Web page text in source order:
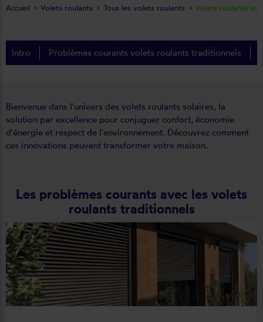
Intro Problèmes courants volets roulants traditionnels
Bienvenue dans l'univers des volets roulants solaires, la
solution par excellence pour conjuguer confort, économie
d'énergie et respect de l'environnement. Découvrez comment
ces innovations peuvent transformer votre maison.
Les problèmes courants avec les volets
roulants traditionnels
Accueil Volets roulants Tous les volets roulants Volets roulants